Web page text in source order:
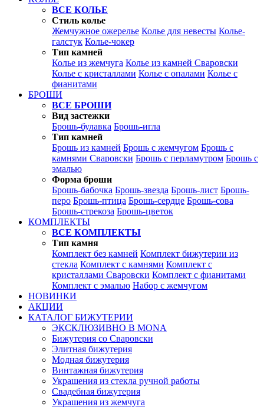
ВСЕ КОЛЬЕ
Стиль колье
Жемчужное ожерелье Колье для невесты Колье-
галстук Колье-чокер
Тип камней
Колье из жемчуга Колье из камней Сваровски
Колье с кристаллами Колье с опалами Колье с
фианитами
БРОШИ
ВСЕ БРОШИ
Вид застежки
Брошь-булавка Брошь-игла
Тип камней
Брошь из камней Брошь с жемчугом Брошь с
камнями Сваровски Брошь с перламутром Брошь с
эмалью
Форма броши
Брошь-бабочка Брошь-звезда Брошь-лист Брошь-
перо Брошь-птица Брошь-сердце Брошь-сова
Брошь-стрекоза Брошь-цветок
КОМПЛЕКТЫ
ВСЕ КОМПЛЕКТЫ
Тип камня
Комплект без камней Комплект бижутерии из
стекла Комплект с камнями Комплект с
кристаллами Сваровски Комплект с фианитами
Комплект с эмалью Набор с жемчугом
НОВИНКИ
АКЦИИ
КАТАЛОГ БИЖУТЕРИИ
ЭКСКЛЮЗИВНО В MONA
Бижутерия со Сваровски
Элитная бижутерия
Модная бижутерия
Винтажная бижутерия
Украшения из стекла ручной работы
Свадебная бижутерия
Украшения из жемчуга